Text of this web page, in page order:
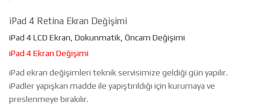
iPad 4 Retina Ekran Değişimi
iPad 4 LCD Ekran, Dokunmatik, Öncam Değişimi
iPad 4 Ekran Değişimi
iPad ekran değişimleri teknik servisimize geldiği gün yapılır.
iPadler yapışkan madde ile yapıştırıldığı için kurumaya ve
preslenmeye bırakılır.